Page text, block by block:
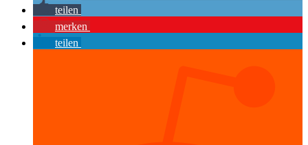
teilen
merken
teilen